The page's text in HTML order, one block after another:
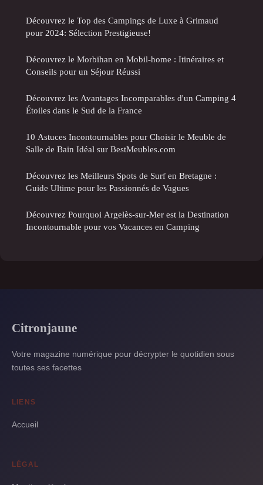
Découvrez le Top des Campings de Luxe à Grimaud
pour 2024: Sélection Prestigieuse!
Découvrez le Morbihan en Mobil-home : Itinéraires et
Conseils pour un Séjour Réussi
Découvrez les Avantages Incomparables d'un Camping 4
Étoiles dans le Sud de la France
10 Astuces Incontournables pour Choisir le Meuble de
Salle de Bain Idéal sur BestMeubles.com
Découvrez les Meilleurs Spots de Surf en Bretagne :
Guide Ultime pour les Passionnés de Vagues
Découvrez Pourquoi Argelès-sur-Mer est la Destination
Incontournable pour vos Vacances en Camping
Citronjaune
Votre magazine numérique pour décrypter le quotidien sous
toutes ses facettes
LIENS
Accueil
LÉGAL